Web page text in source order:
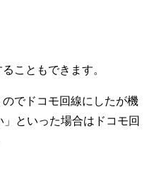
こともできます。
でドコモ回線にしたが機
といった場合はドコモ回